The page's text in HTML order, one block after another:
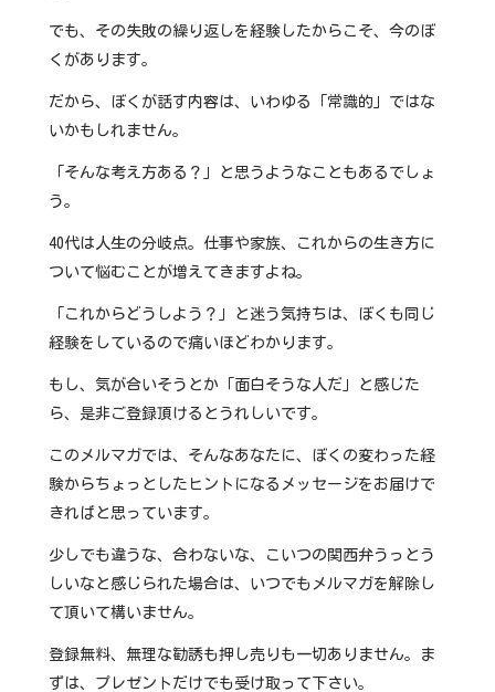
でも、その失敗の繰り返しを経験したからこそ、今のぼ
くがあります。
だから、ぼくが話す内容は、いわゆる「常識的」ではな
いかもしれません。
「そんな考え方ある？」と思うようなこともあるでしょ
う。
40代は人生の分岐点。仕事や家族、これからの生き方に
ついて悩むことが増えてきますよね。
「これからどうしよう？」と迷う気持ちは、ぼくも同じ
経験をしているので痛いほどわかります。
もし、気が合いそうとか「面白そうな人だ」と感じた
ら、是非ご登録頂けるとうれしいです。
このメルマガでは、そんなあなたに、ぼくの変わった経
験からちょっとしたヒントになるメッセージをお届けで
きればと思っています。
少しでも違うな、合わないな、こいつの関西弁うっとう
しいなと感じられた場合は、いつでもメルマガを解除し
て頂いて構いません。
登録無料、無理な勧誘も押し売りも一切ありません。ま
ずは、プレゼントだけでも受け取って下さい。